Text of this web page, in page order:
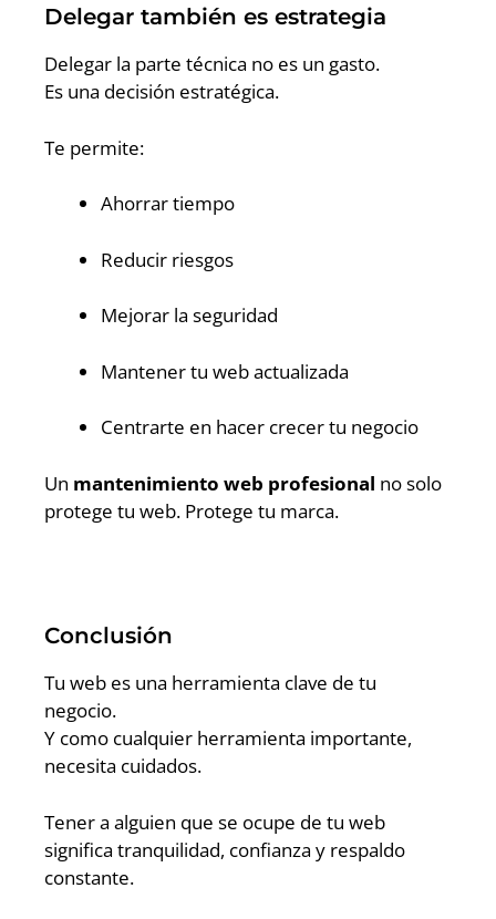
Delegar también es estrategia
Delegar la parte técnica no es un gasto.
Es una decisión estratégica.
Te permite:
Ahorrar tiempo
Reducir riesgos
Mejorar la seguridad
Mantener tu web actualizada
Centrarte en hacer crecer tu negocio
Un mantenimiento web profesional no solo
protege tu web. Protege tu marca.
Conclusión
Tu web es una herramienta clave de tu
negocio.
Y como cualquier herramienta importante,
necesita cuidados.
Tener a alguien que se ocupe de tu web
significa tranquilidad, confianza y respaldo
constante.